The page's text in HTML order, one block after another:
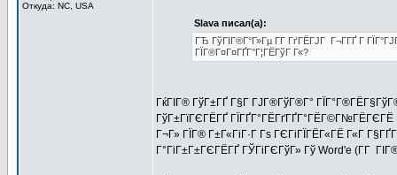
Откуда: NC, USA
Slava писал(а):
ГЂ ГўГІГ®Г°Г»Гµ Г­Г ГґГЁГЈГ Г¬Г­ГҐ Г
ГЇГ®Г¤Г¤ГҐГ°Г¦ГЁГўГ Г«?
ГќГІГ® ГўГ±ГҐ Г§Г ГЈГ®ГўГ®Г°
ГўГ±ГїГЄГЁГҐ
Г¬Г» ГЇГ® Г±Г«ГіГ·Г Гѕ ГЄГіГЇГЁГ«ГЁ Г«Г
Г°ГіГ±Г±ГЄГЁГҐ ГЎГіГЄГўГ» Гў Word'e (Г­Г